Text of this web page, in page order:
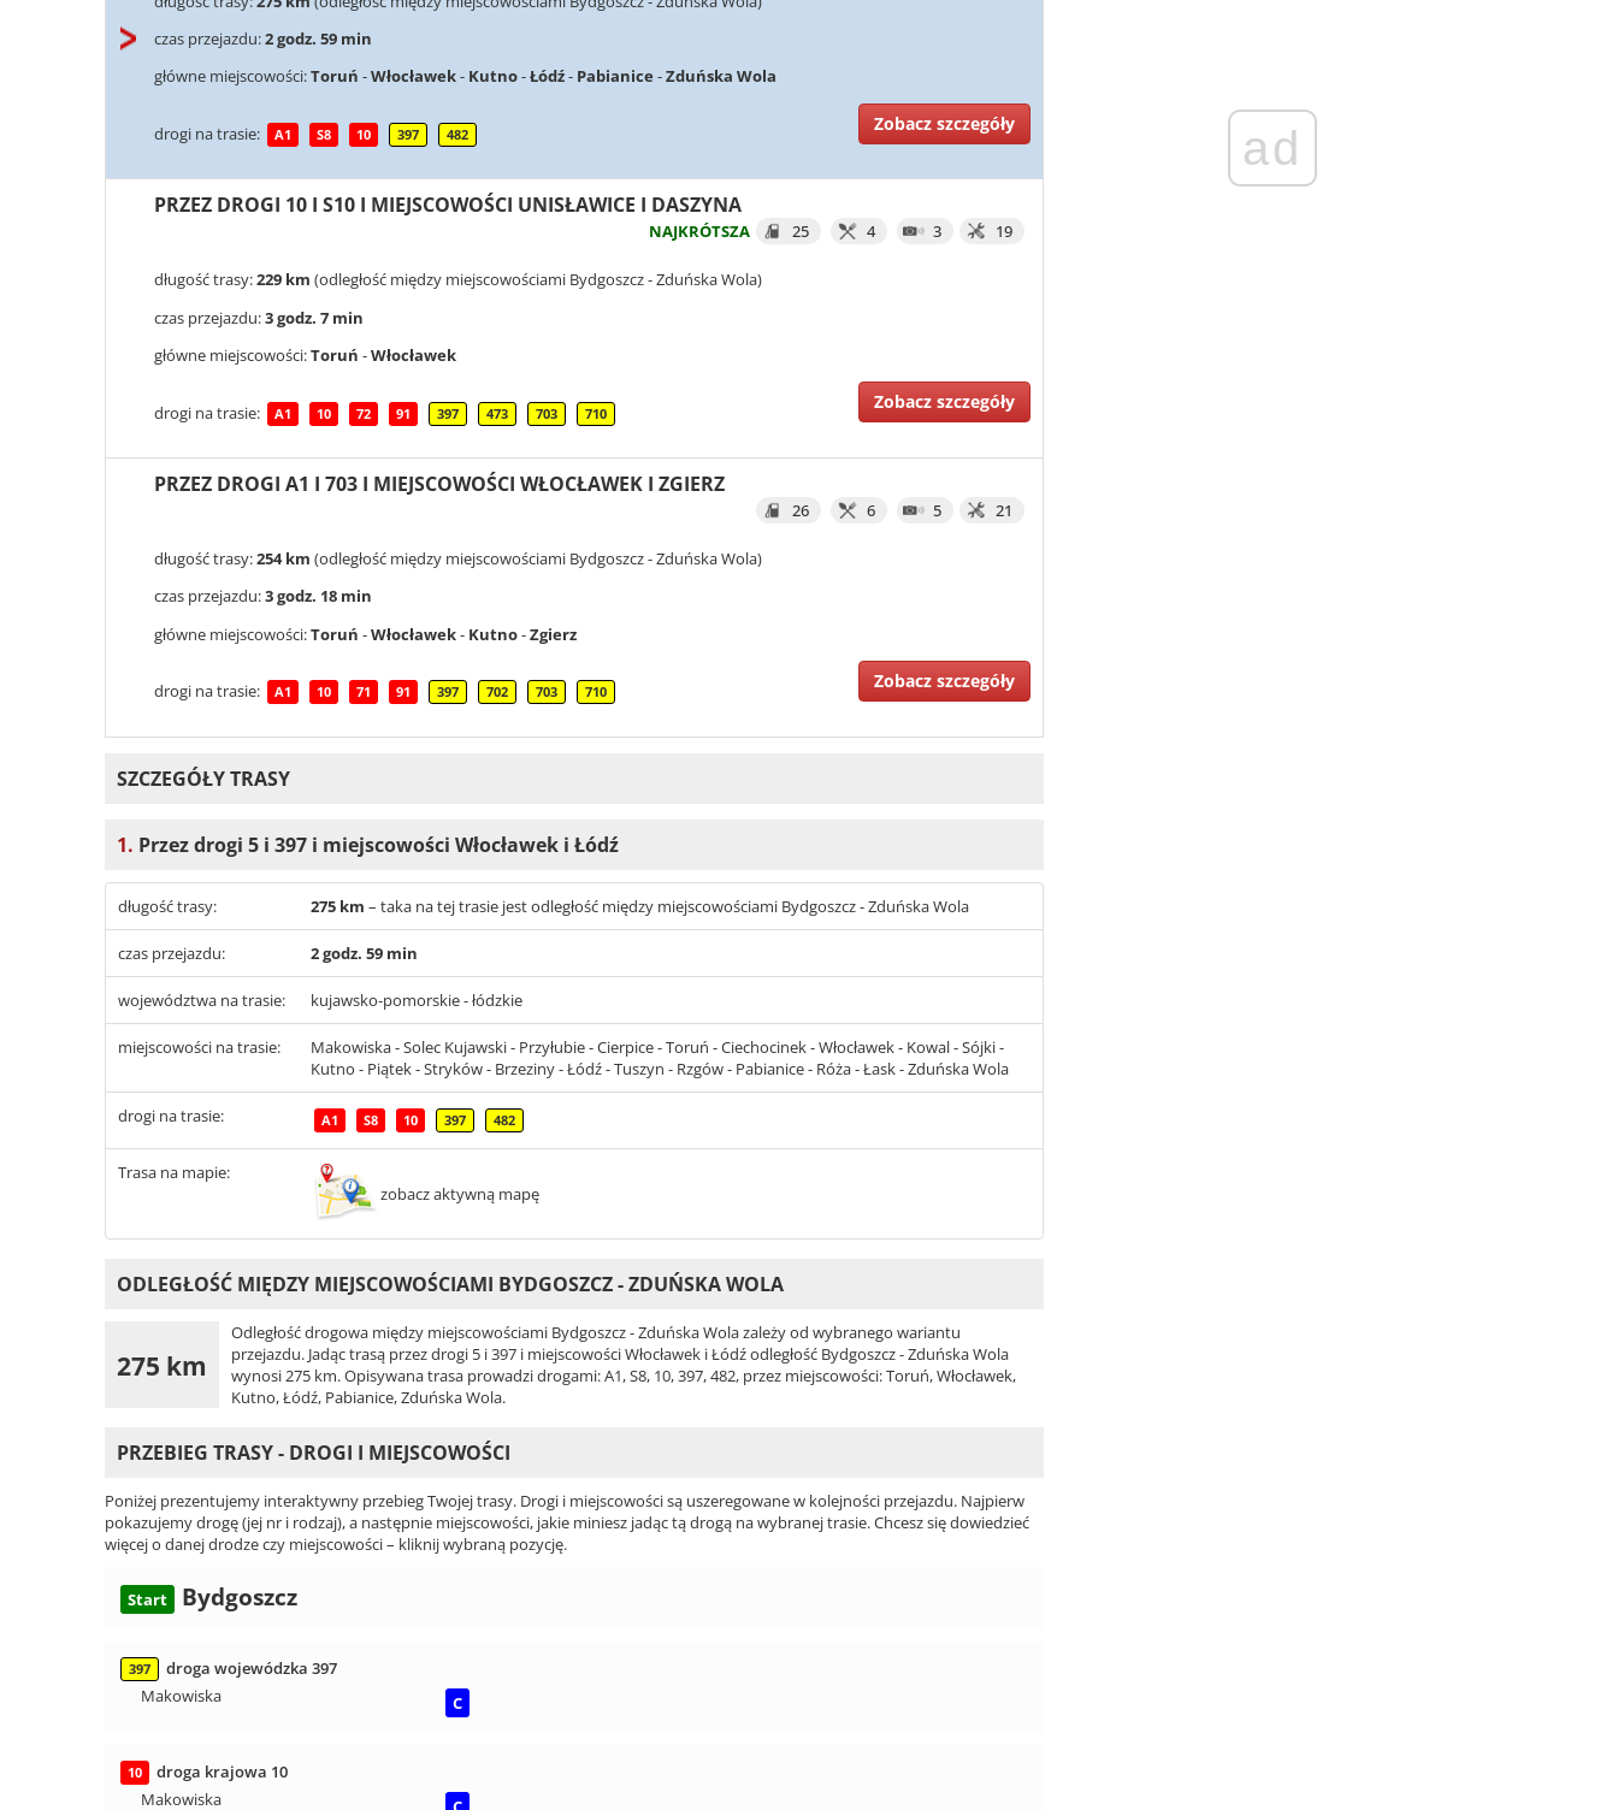
czas przejazdu:2 godz. 59 min
główne miejscowości:Toruń -Włocławek- Kutno-Łódź- Pabianice -Zduńska Wola
drogi na trasie: A1 S8 10 397 482
Zobacz szczegóły
PRZEZ DROGI 10 I S10 I MIEJSCOWOŚCI UNISŁAWICE I DASZYNA
NAJKRÓTSZA 25 4 3 19
długość trasy:229 km (odległość między miejscowościami Bydgoszcz - Zduńska Wola)
czas przejazdu:3 godz. 7 min
główne miejscowości:Toruń -Włocławek
drogi na trasie: A1 10 72 91 397 473 703 710
Zobacz szczegóły
PRZEZ DROGI A1 I 703 I MIEJSCOWOŚCI WŁOCŁAWEK I ZGIERZ
26 6 5 21
długość trasy:254 km (odległość między miejscowościami Bydgoszcz - Zduńska Wola)
czas przejazdu:3 godz. 18 min
główne miejscowości:Toruń -Włocławek- Kutno-Zgierz
drogi na trasie: A1 10 71 91 397 702 703 710
Zobacz szczegóły
SZCZEGÓŁY TRASY
1. Przez drogi 5 i 397 i miejscowości Włocławek i Łódź
długość trasy: 275 km – taka na tej trasie jest odległość między miejscowościami Bydgoszcz - Zduńska Wola
czas przejazdu: 2 godz. 59 min
województwa na trasie: kujawsko-pomorskie - łódzkie
miejscowości na trasie:
Makowiska - Solec Kujawski - Przyłubie - Cierpice - Toruń - Ciechocinek - Włocławek - Kowal - Sójki -
Kutno - Piątek - Stryków - Brzeziny - Łódź - Tuszyn - Rzgów - Pabianice - Róża - Łask - Zduńska Wola
drogi na trasie: A1 S8 10 397 482
Trasa na mapie:
zobacz aktywną mapę
ODLEGŁOŚĆ MIĘDZY MIEJSCOWOŚCIAMI BYDGOSZCZ - ZDUŃSKA WOLA
275 km
Odległość drogowa między miejscowościami Bydgoszcz - Zduńska Wola zależy od wybranego wariantu
przejazdu. Jadąc trasą przez drogi 5 i 397 i miejscowości Włocławek i Łódź odległość Bydgoszcz - Zduńska Wola
wynosi 275 km. Opisywana trasa prowadzi drogami: A1, S8, 10, 397, 482, przez miejscowości: Toruń, Włocławek,
Kutno, Łódź, Pabianice, Zduńska Wola.
PRZEBIEG TRASY - DROGI I MIEJSCOWOŚCI
Poniżej prezentujemy interaktywny przebieg Twojej trasy. Drogi i miejscowości są uszeregowane w kolejności przejazdu. Najpierw
pokazujemy drogę (jej nr i rodzaj), a następnie miejscowości, jakie miniesz jadąc tą drogą na wybranej trasie. Chcesz się dowiedzieć
więcej o danej drodze czy miejscowości – kliknij wybraną pozycję.
Start Bydgoszcz
397
droga wojewódzka 397
Makowiska
C
10
droga krajowa 10
Makowiska
ad